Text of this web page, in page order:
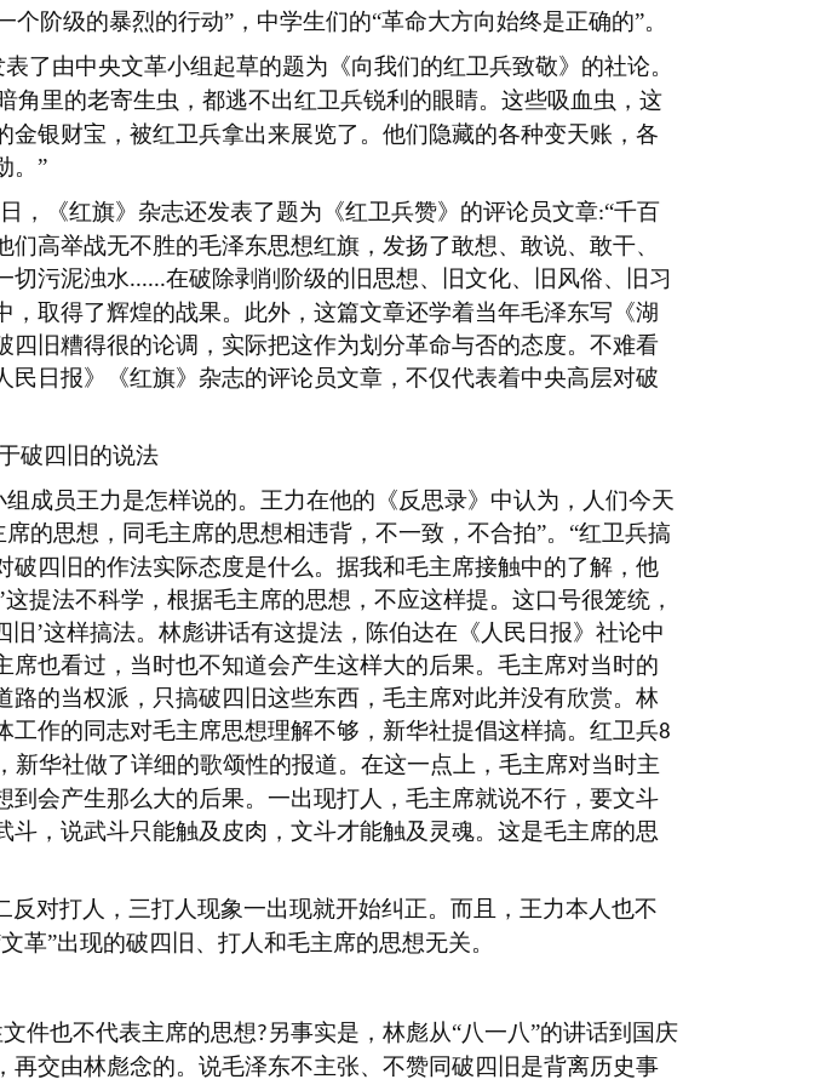
个阶级的暴烈的行动”，中学生们的“革命大方向始终是正确的”。
表了由中央文革小组起草的题为《向我们的红卫兵致敬》的社论。
角里的老寄生虫，都逃不出红卫兵锐利的眼睛。这些吸血虫，这
银财宝，被红卫兵拿出来展览了。他们隐藏的各种变天账，各
。”
日，《红旗》杂志还发表了题为《红卫兵赞》的评论员文章:“千百
高举战无不胜的毛泽东思想红旗，发扬了敢想、敢说、敢干、
切污泥浊水......在破除剥削阶级的旧思想、旧文化、旧风俗、旧习
取得了辉煌的战果。此外，这篇文章还学着当年毛泽东写《湖
旧糟得很的论调，实际把这作为划分革命与否的态度。不难看
日报》《红旗》杂志的评论员文章，不仅代表着中央高层对破
破四旧的说法
成员王力是怎样说的。王力在他的《反思录》中认为，人们今天
席的思想，同毛主席的思想相违背，不一致，不合拍”。“红卫兵搞
四旧的作法实际态度是什么。据我和毛主席接触中的了解，他
提法不科学，根据毛主席的思想，不应这样提。这口号很笼统，
’这样搞法。林彪讲话有这提法，陈伯达在《人民日报》社论中
也看过，当时也不知道会产生这样大的后果。毛主席对当时的
的当权派，只搞破四旧这些东西，毛主席对此并没有欣赏。林
作的同志对毛主席思想理解不够，新华社提倡这样搞。红卫兵8
华社做了详细的歌颂性的报道。在这一点上，毛主席对当时主
会产生那么大的后果。一出现打人，毛主席就说不行，要文斗
，说武斗只能触及皮肉，文斗才能触及灵魂。这是毛主席的思
反对打人，三打人现象一出现就开始纠正。而且，王力本人也不
革”出现的破四旧、打人和毛主席的思想无关。
件也不代表主席的思想?另事实是，林彪从“八一八”的讲话到国庆
交由林彪念的。说毛泽东不主张、不赞同破四旧是背离历史事